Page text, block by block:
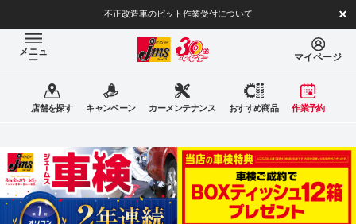
不正改造車のピット作業受付について
メニュ
ー マイページ
店舗を探す キャンペーン カーメンテナンス おすすめ商品 作業予約